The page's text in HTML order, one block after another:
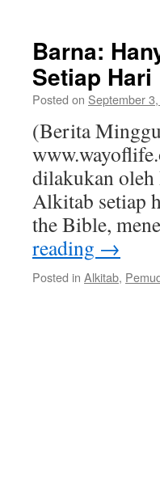
Barna:
Setiap Hari
Posted on September
(Berita
dilakukan oleh
Alkitab setiap
the Bible,
reading →
Posted in Alkitab,